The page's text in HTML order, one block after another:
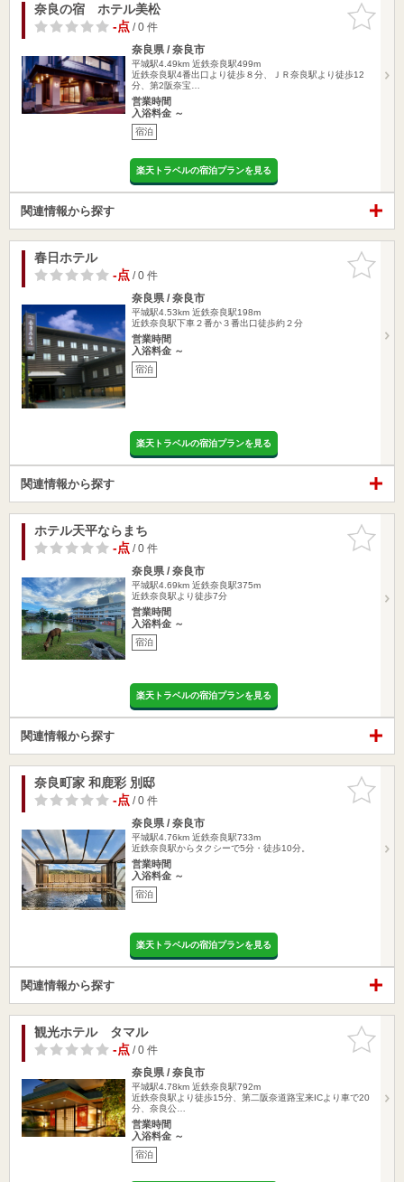
お気に入
りに追加
奈良の宿 ホテル美松
-点/ 0 件
奈良県 / 奈良市
平城駅4.49km 近鉄奈良駅499m
近鉄奈良駅4番出口より徒歩８分、ＪＲ奈良駅より徒歩12
分、第2阪奈宝…
営業時間
入浴料金 ～
宿泊
楽天トラベルの宿泊プランを見る
関連情報から探す
お気に入
りに追加
春日ホテル
-点/ 0 件
奈良県 / 奈良市
平城駅4.53km 近鉄奈良駅198m
近鉄奈良駅下車２番か３番出口徒歩約２分
営業時間
入浴料金 ～
宿泊
楽天トラベルの宿泊プランを見る
関連情報から探す
お気に入
りに追加
ホテル天平ならまち
-点/ 0 件
奈良県 / 奈良市
平城駅4.69km 近鉄奈良駅375m
近鉄奈良駅より徒歩7分
営業時間
入浴料金 ～
宿泊
楽天トラベルの宿泊プランを見る
関連情報から探す
お気に入
りに追加
奈良町家 和鹿彩 別邸
-点/ 0 件
奈良県 / 奈良市
平城駅4.76km 近鉄奈良駅733m
近鉄奈良駅からタクシーで5分・徒歩10分。
営業時間
入浴料金 ～
宿泊
楽天トラベルの宿泊プランを見る
関連情報から探す
お気に入
りに追加
観光ホテル タマル
-点/ 0 件
奈良県 / 奈良市
平城駅4.78km 近鉄奈良駅792m
近鉄奈良駅より徒歩15分、第二阪奈道路宝来ICより車で20
分、奈良公…
営業時間
入浴料金 ～
宿泊